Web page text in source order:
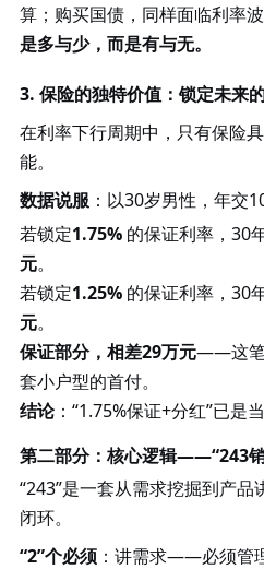
算；购买国债，同样面临利率波
是多与少，而是有与无。
3. 保险的独特价值：锁定未来
在利率下行周期中，只有保险
能。
数据说服：以30岁男性，年交
若锁定1.75%的保证利率，30
元。
若锁定1.25%的保证利率，30
元。
保证部分，相差29万元——这笔
套小户型的首付。
结论： “1.75%保证+分红”已是
第二部分：核心逻辑——“243销
“243”是一套从需求挖掘到产
闭环。
“2”个必须：讲需求——必须管理